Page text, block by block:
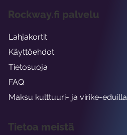
Rockway.fi palvelu
Lahjakortit
Käyttöehdot
Tietosuoja
FAQ
Maksu kulttuuri- ja virike-eduilla
Tietoa meistä